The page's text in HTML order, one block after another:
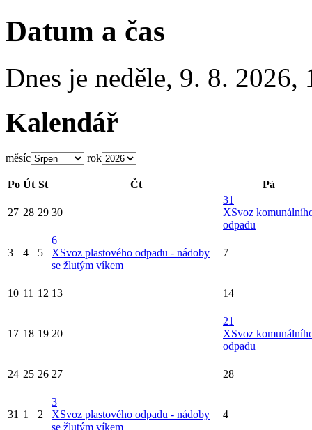
Datum a čas
Dnes je neděle, 9. 8. 2026,
Kalendář
měsíc rok
Po Út St Čt Pá
27 28 29 30
31
XSvoz
odpadu
3 4 5
6
XSvoz plastového odpadu - nádoby
se žlutým víkem
7
10 11 12 13 14
17 18 19 20
21
XSvoz
odpadu
24 25 26 27 28
31 1 2
3
XSvoz plastového odpadu - nádoby
se žlutým víkem
4